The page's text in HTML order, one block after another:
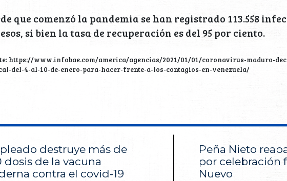
que comenzó la pandemia se han registrado 113.558
si bien la tasa de recuperación es del 95 por ciento.
https://www.infobae.com/america/agencias/2021/01/01/coronavirus-maduro-
del-4-al-10-de-enero-para-hacer-frente-a-los-contagios-en-venezuela/
destruye más de
dosis de la vacuna
contra el covid-19
Peña Nieto
por celebración
Nuevo